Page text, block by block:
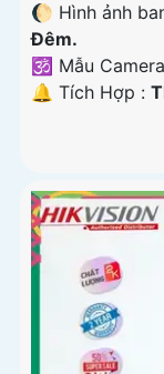
🌔 Hình ảnh
Ðêm.
🕉️ Mẫu Camera
️🔔 Tích Hợp :